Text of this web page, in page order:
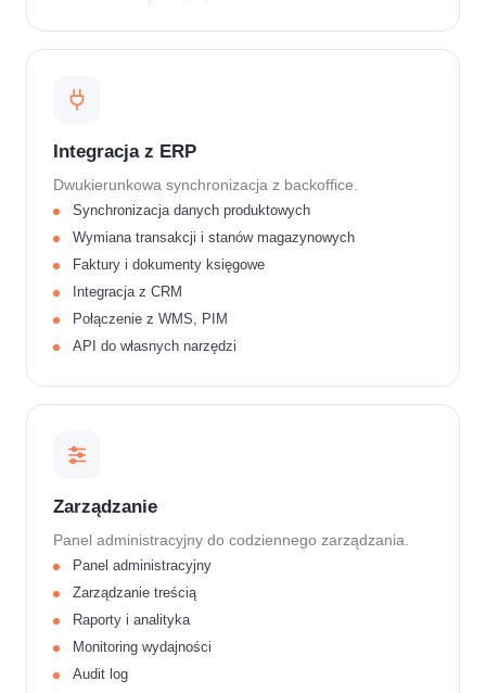
Integracja z ERP
Dwukierunkowa synchronizacja z backoffice.
Synchronizacja danych produktowych
Wymiana transakcji i stanów magazynowych
Faktury i dokumenty księgowe
Integracja z CRM
Połączenie z WMS, PIM
API do własnych narzędzi
Zarządzanie
Panel administracyjny do codziennego zarządzania.
Panel administracyjny
Zarządzanie treścią
Raporty i analityka
Monitoring wydajności
Audit log